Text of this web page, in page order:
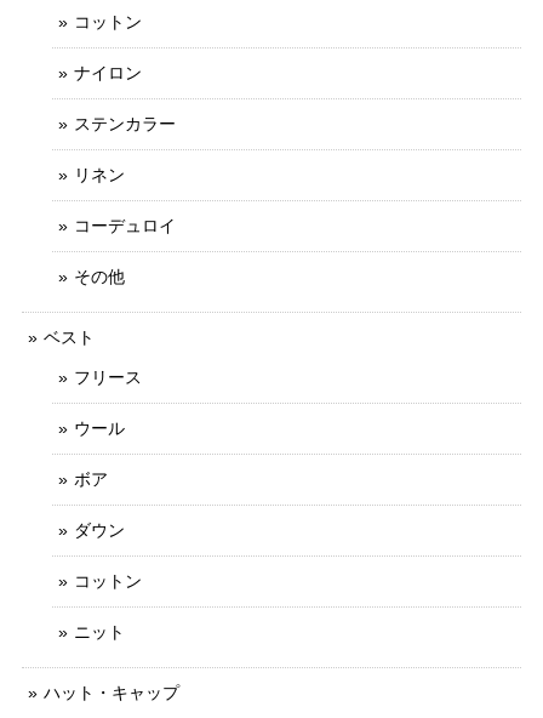
コットン
ナイロン
ステンカラー
リネン
コーデュロイ
その他
ベスト
フリース
ウール
ボア
ダウン
コットン
ニット
ハット・キャップ